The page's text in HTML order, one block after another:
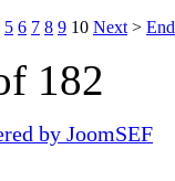
5 6 7 8 9 10 Next > End
182
by JoomSEF